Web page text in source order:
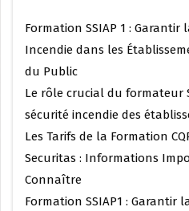
Formation SSIAP 1 : Garantir
Incendie dans les
du Public
Le rôle crucial du formateur
sécurité incendie des
Les Tarifs de la Formation
Securitas : Informations
Connaître
Formation SSIAP1 : Garantir